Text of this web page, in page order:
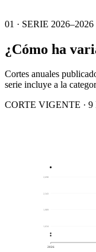
01 · SERIE 2026–2026
¿Cómo ha
Cortes anuales
serie incluye a la
CORTE VIGENTE ·
1,634
1,989
2,343
2,698
2026